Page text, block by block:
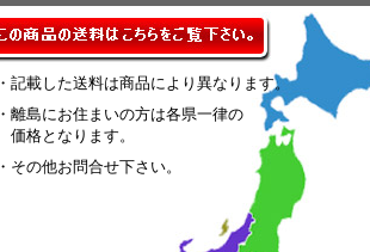
・記載した送料は商品により異なります。
・離島にお住まいの方は各県一律の
価格となります。
・その他お問合せ下さい。